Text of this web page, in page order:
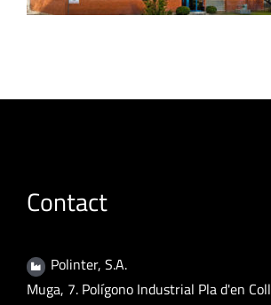
Contact
Polinter, S.A.
Muga, 7. Polígono Industrial Pla d'en Coll